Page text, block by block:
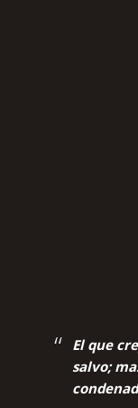
El que
salvo;